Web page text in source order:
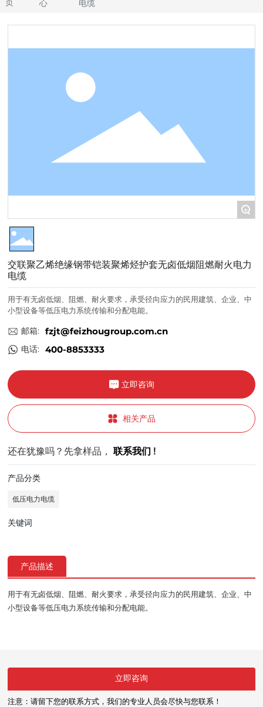
页
心
电缆
+
交联聚乙烯绝缘钢带铠装聚烯烃护套无卤低烟阻燃耐火电力
电缆
用于有无卤低烟、阻燃、耐火要求，承受径向应力的民用建筑、企业、中
小型设备等低压电力系统传输和分配电能。
邮箱: fzjt@feizhougroup.com.cn
电话: 400-8853333
立即咨询
相关产品
还在犹豫吗？先拿样品，联系我们 !
产品分类
低压电力电缆
关键词
产品描述
用于有无卤低烟、阻燃、耐火要求，承受径向应力的民用建筑、企业、中
小型设备等低压电力系统传输和分配电能。
立即咨询
注意：请留下您的联系方式，我们的专业人员会尽快与您联系！